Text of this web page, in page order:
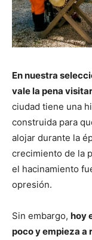
En nuestra
vale la pena
ciudad tiene una
construida para
alojar durante la
crecimiento de la
el hacinamiento
opresión.
Sin embargo, hoy
poco y empieza